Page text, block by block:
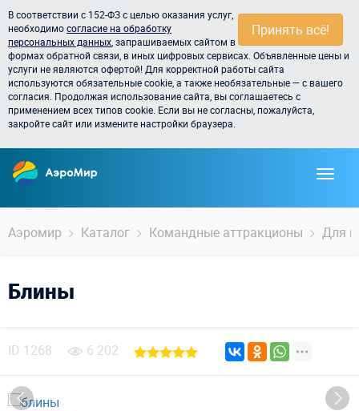
Принять всё!
В соответствии с 152-ФЗ с целью оказания услуг,
необходимосогласие на обработку
персональных данных , запрашиваемых сайтом в
формах обратной связи, в иных цифровых сервисах. Объявленные цены и
услуги не являются офертой! Для корректной работы сайта
используются обязательные cookie, а также необязательные — с вашего
согласия. Продолжая использование сайта, вы соглашаетесь с
применением всех типов cookie. Если вы не согласны, пожалуйста,
закройте сайт или измените настройки браузера.
Аэромир Каталог Командные аттракционы Для
Блины
ID 1268 6 202